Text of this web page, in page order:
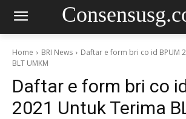
Home BRI News
Daftar e form bri co id BPUM
BLT UMKM
Daftar e form bri co
2021 Untuk Terima